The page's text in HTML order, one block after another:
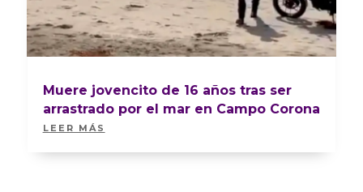
Muere jovencito de 16 años tras ser
arrastrado por el mar en Campo Corona
LEER MÁS